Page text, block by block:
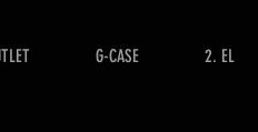
G-CASE 2. EL